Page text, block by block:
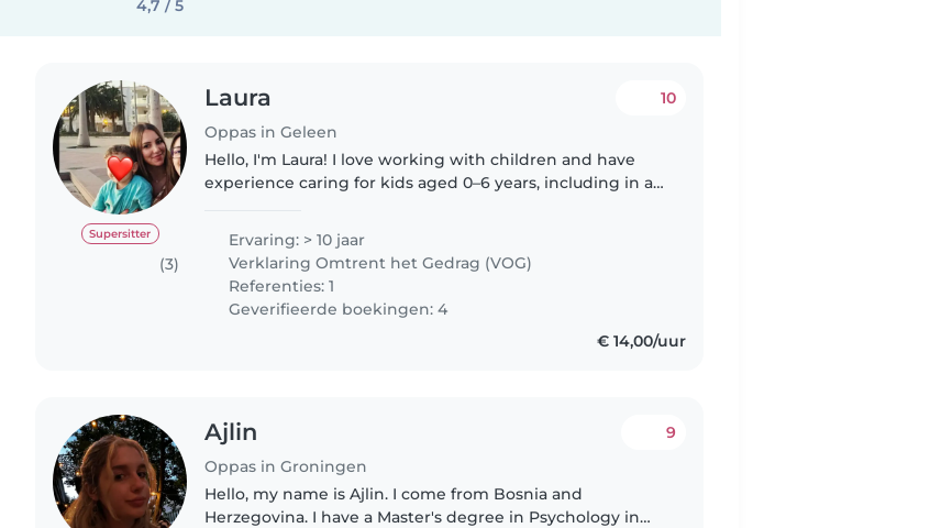
4,7 / 5
Supersitter
(3)
Laura
Oppas in Geleen
10
Hello, I'm Laura! I love working with children and have
experience caring for kids aged 0–6 years, including in a
helped me..
Ervaring: > 10 jaar
Verklaring Omtrent het Gedrag (VOG)
Referenties: 1
Geverifieerde boekingen: 4
€ 14,00/uur
Ajlin
Oppas in Groningen
9
Hello, my name is Ajlin. I come from Bosnia and
Herzegovina. I have a Master's degree in Psychology in